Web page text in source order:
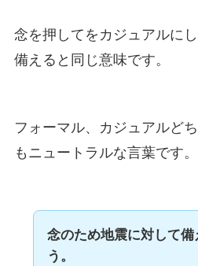
念を押してをカジュアルに
備えると同じ意味です。
フォーマル、カジュアルど
もニュートラルな言葉です。
念のため地震に対して備
う。